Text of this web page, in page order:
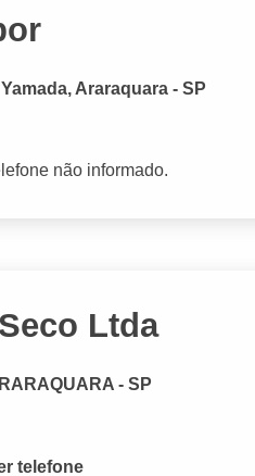
Araraquara - SP
não informado.
Ltda
- SP
telefone